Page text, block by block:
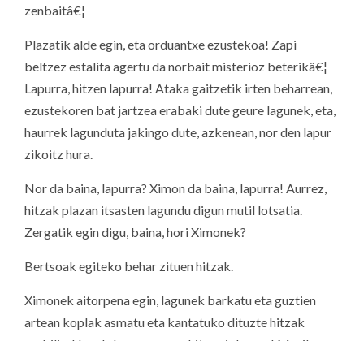
zenbaitâ€¦
Plazatik alde egin, eta orduantxe ezustekoa! Zapi
beltzez estalita agertu da norbait misterioz beterikâ€¦
Lapurra, hitzen lapurra! Ataka gaitzetik irten beharrean,
ezustekoren bat jartzea erabaki dute geure lagunek, eta,
haurrek lagunduta jakingo dute, azkenean, nor den lapur
zikoitz hura.
Nor da baina, lapurra? Ximon da baina, lapurra! Aurrez,
hitzak plazan itsasten lagundu digun mutil lotsatia.
Zergatik egin digu, baina, hori Ximonek?
Bertsoak egiteko behar zituen hitzak.
Ximonek aitorpena egin, lagunek barkatu eta guztien
artean koplak asmatu eta kantatuko dituzte hitzak